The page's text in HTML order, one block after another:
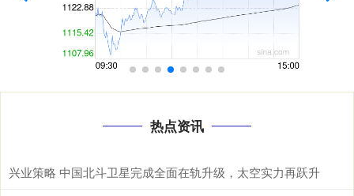
热点资讯
兴业策略 中国北斗卫星完成全面在轨升级，太空实力再跃升